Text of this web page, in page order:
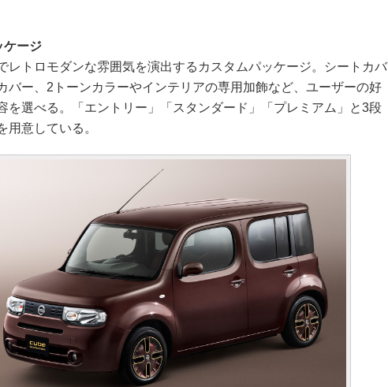
ケージ
トロモダンな雰囲気を演出するカスタムパッケージ。シートカバ
バー、2トーンカラーやインテリアの専用加飾など、ユーザーの好
を選べる。「エントリー」「スタンダード」「プレミアム」と3段
用意している。